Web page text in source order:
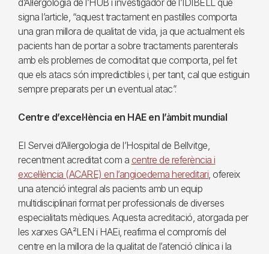
d’Al·lergologia de l’HUB i investigador de l’IDIBELL que
signa l’article, “aquest tractament en pastilles comporta
una gran millora de qualitat de vida, ja que actualment els
pacients han de portar a sobre tractaments parenterals
amb els problemes de comoditat que comporta, pel fet
que els atacs són impredictibles i, per tant, cal que estiguin
sempre preparats per un eventual atac”.
Centre d’excel·lència en HAE en l’àmbit mundial
El Servei d’Al·lergologia de l’Hospital de Bellvitge,
recentment acreditat com a centre de referència i
excel·lència (ACARE) en l’angioedema hereditari, ofereix
una atenció integral als pacients amb un equip
multidisciplinari format per professionals de diverses
especialitats mèdiques. Aquesta acreditació, atorgada per
les xarxes GA²LEN i HAEi, reafirma el compromís del
centre en la millora de la qualitat de l’atenció clínica i la